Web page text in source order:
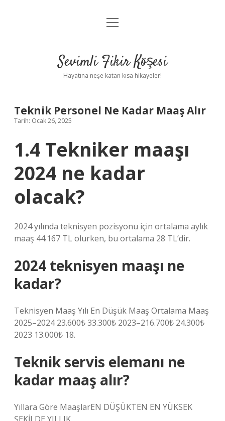
Anasayfa
Yasal Uyarı
menüyü
Sevimli Fikir Köşesi
Hayatına neşe katan kısa hikayeler!
Teknik Personel Ne Kadar Maaş Alır
Tarih: Ocak 26, 2025
1.4 Tekniker maaşı
2024 ne kadar
olacak?
2024 yılında teknisyen pozisyonu için ortalama aylık
maaş 44.167 TL olurken, bu ortalama 28 TL’dir.
2024 teknisyen maaşı ne
kadar?
Teknisyen Maaş Yılı En Düşük Maaş Ortalama Maaş
2025–2024 23.600₺ 33.300₺ 2023–216.700₺ 24.300₺
2023 13.000₺ 18.
Teknik servis elemanı ne
kadar maaş alır?
Yıllara Göre MaaşlarEN DÜŞÜKTEN EN YÜKSEK